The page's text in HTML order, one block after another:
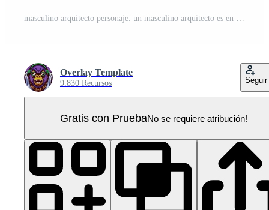
masculino arquitecto personaje. un masculino arquitecto es en pie con ambos manos pega fuera su pulgares 3d alojamiento desarrollo analista PNG Pro
Overlay Template
9.830 Recursos Seguir
Gratis con PruebaNo se requiere atribución!